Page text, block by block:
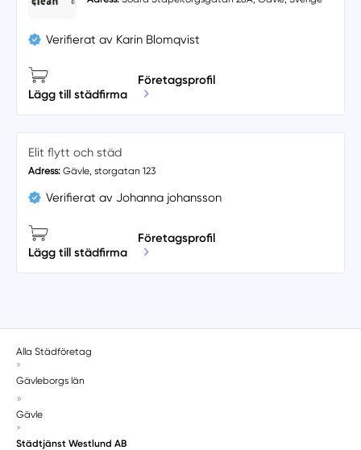
Verifierat av Karin Blomqvist
Lägg till städfirma
Företagsprofil
Elit flytt och städ
Adress:Gävle, storgatan 123
Verifierat av Johanna johansson
Lägg till städfirma
Företagsprofil
Alla Städföretag
»
Gävleborgs län
»
Gävle
»
Städtjänst Westlund AB